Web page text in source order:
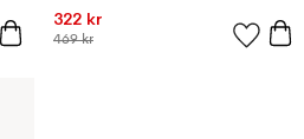
322 kr
469 kr